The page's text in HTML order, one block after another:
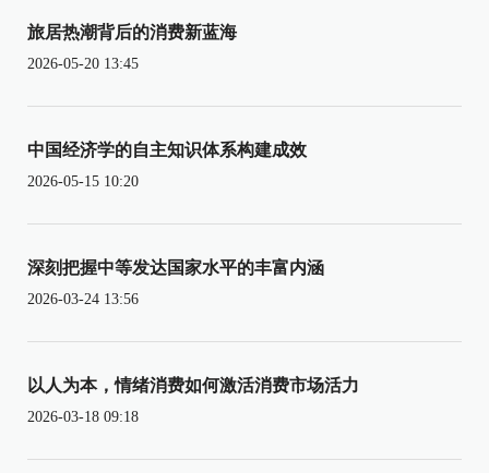
旅居热潮背后的消费新蓝海
2026-05-20 13:45
中国经济学的自主知识体系构建成效
2026-05-15 10:20
深刻把握中等发达国家水平的丰富内涵
2026-03-24 13:56
以人为本，情绪消费如何激活消费市场活力
2026-03-18 09:18